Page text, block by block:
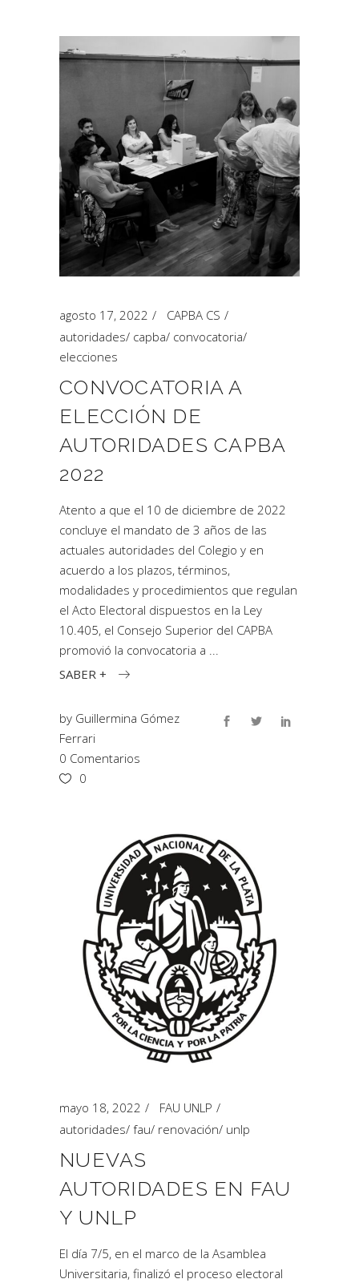
agosto 17, 2022
CAPBA CS
autoridades/ capba/ convocatoria/
elecciones
CONVOCATORIA A
ELECCIÓN DE
AUTORIDADES CAPBA
2022
Atento a que el 10 de diciembre de 2022
concluye el mandato de 3 años de las
actuales autoridades del Colegio y en
acuerdo a los plazos, términos,
modalidades y procedimientos que regulan
el Acto Electoral dispuestos en la Ley
10.405, el Consejo Superior del CAPBA
promovió la convocatoria a
SABER +
by Guillermina Gómez
Ferrari
0 Comentarios
0
mayo 18, 2022
FAU UNLP
autoridades/ fau/ renovación/ unlp
NUEVAS
AUTORIDADES EN FAU
Y UNLP
El día 7/5, en el marco de la Asamblea
Universitaria, finalizó el proceso electoral